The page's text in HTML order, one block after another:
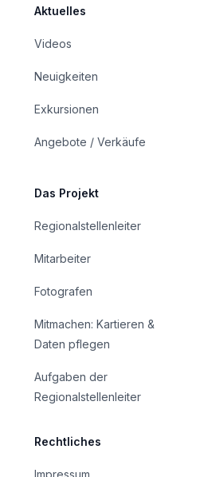
Aktuelles
Videos
Neuigkeiten
Exkursionen
Angebote / Verkäufe
Das Projekt
Regionalstellenleiter
Mitarbeiter
Fotografen
Mitmachen: Kartieren &
Daten pflegen
Aufgaben der
Regionalstellenleiter
Rechtliches
Impressum